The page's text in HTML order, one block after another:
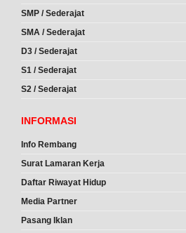
SMP / Sederajat
SMA / Sederajat
D3 / Sederajat
S1 / Sederajat
S2 / Sederajat
INFORMASI
Info Rembang
Surat Lamaran Kerja
Daftar Riwayat Hidup
Media Partner
Pasang Iklan